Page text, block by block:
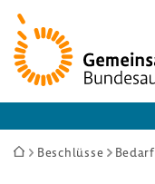
Zur
Startseite
Sie Beschlüsse